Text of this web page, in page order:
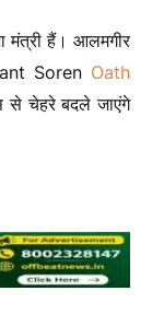
मंत्री हैं। आलमगीर
Soren Oath
से चेहरे बदले जाएंगे